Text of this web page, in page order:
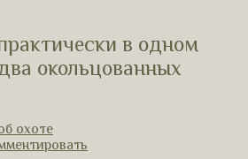
в одном
окольцованных
охоте